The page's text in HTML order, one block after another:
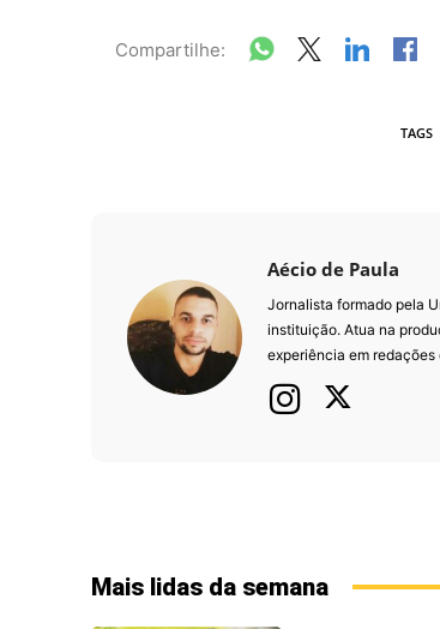
Compartilhe:
TAGS
Aécio de Paula
Jornalista formado pela
instituição. Atua na
experiência em
Mais lidas da semana